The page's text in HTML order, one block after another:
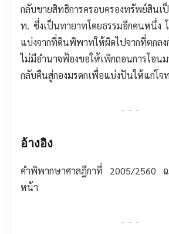
กลับขายสิทธิการครอบครองทรัพย์สิน
ท. ซึ่งเป็นทายาทโดยธรรมอีกคนหนึ่ง โ
แบ่งจากที่ดินพิพาทให้ผิดไปจากที่ตก
ไม่มีอำนาจฟ้องขอให้เพิกถอนการโอ
กลับคืนสู่กองมรดกเพื่อแบ่งปันให้แก่โจ
---
อ้างอิง
คำพิพากษาศาลฎีกาที่ 2005/2560
หน้า
---